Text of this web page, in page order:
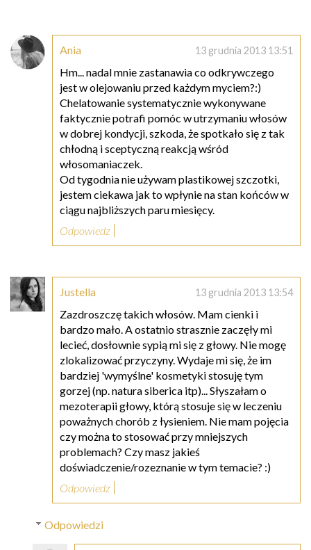
Ania 13 grudnia 2013 13:51
Hm... nadal mnie zastanawia co odkrywczego
jest w olejowaniu przed każdym myciem?:)
Chelatowanie systematycznie wykonywane
faktycznie potrafi pomóc w utrzymaniu włosów
w dobrej kondycji, szkoda, że spotkało się z tak
chłodną i sceptyczną reakcją wśród
włosomaniaczek.
Od tygodnia nie używam plastikowej szczotki,
jestem ciekawa jak to wpłynie na stan końców w
ciągu najbliższych paru miesięcy.
Odpowiedz
Justella 13 grudnia 2013 13:54
Zazdroszczę takich włosów. Mam cienki i
bardzo mało. A ostatnio strasznie zaczęły mi
lecieć, dosłownie sypią mi się z głowy. Nie mogę
zlokalizować przyczyny. Wydaje mi się, że im
bardziej 'wymyślne' kosmetyki stosuję tym
gorzej (np. natura siberica itp)... Słyszałam o
mezoterapii głowy, którą stosuje się w leczeniu
poważnych chorób z łysieniem. Nie mam pojęcia
czy można to stosować przy mniejszych
problemach? Czy masz jakieś
doświadczenie/rozeznanie w tym temacie? :)
Odpowiedz
Odpowiedzi